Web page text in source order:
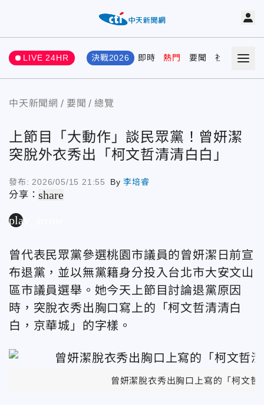
LIVE 24HR 決戰2026 即時 熱門 要聞 社會 娛樂
中天新聞網 要聞 總覽
上節目「大動作」談民眾黨！曾妍潔
突脫外衣秀出「柯文哲清清白白」
發布: 2026/05/15 21:55 By李培睿
分享：share
play_arrow
曾代表民眾黨參選桃園市議員的曾妍潔日前宣
布退黨，並以無黨籍身分投入台北市大安文山
區市議員選舉。她今天上節目討論退黨原因
時，突脫衣秀出胸口寫上的「柯文哲清清白
白，京華城」的字樣。
曾妍潔脫衣秀出胸口上寫的「柯文